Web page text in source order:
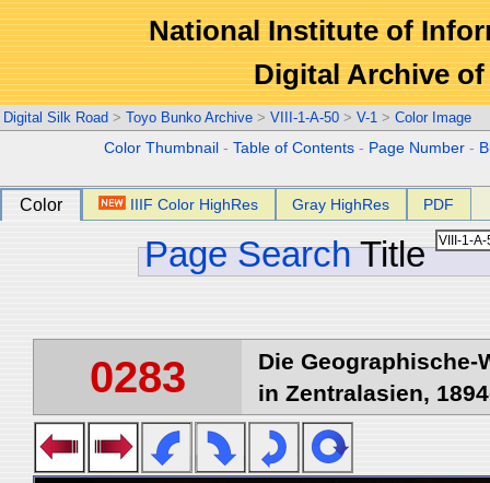
National Institute of
Digital Archive
Digital Silk Road > Toyo Bunko Archive > VIII-1-A-50 > V-1 > Color Image
Color Thumbnail -Table of Contents - Page Number -
Color IIIF Color HighRes Gray HighRes PDF
Page Search Title
0283
Die
in Zentralasien,